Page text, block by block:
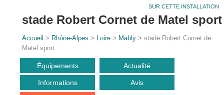
SUR CETTE INSTALLATION
stade Robert Cornet de Matel sport
Accueil > Rhône-Alpes > Loire > Mably > stade Robert Cornet de
Matel sport
Équipements Actualité
Informations Avis